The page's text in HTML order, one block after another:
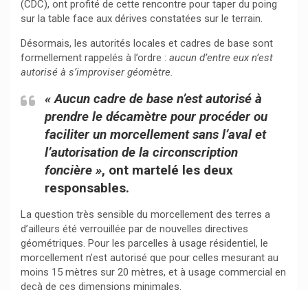
(CDC), ont profité de cette rencontre pour taper du poing
sur la table face aux dérives constatées sur le terrain.
Désormais, les autorités locales et cadres de base sont
formellement rappelés à l’ordre : aucun d’entre eux n’est
autorisé à s’improviser géomètre.
« Aucun cadre de base n’est autorisé à
prendre le décamètre pour procéder ou
faciliter un morcellement sans l’aval et
l’autorisation de la circonscription
foncière », ont martelé les deux
responsables.
La question très sensible du morcellement des terres a
d’ailleurs été verrouillée par de nouvelles directives
géométriques. Pour les parcelles à usage résidentiel, le
morcellement n’est autorisé que pour celles mesurant au
moins 15 mètres sur 20 mètres, et à usage commercial en
deçà de ces dimensions minimales.